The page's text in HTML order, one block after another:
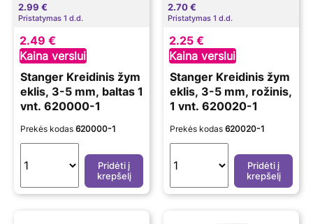
2.99 €
Pristatymas 1 d.d.
2.49 €
Kaina verslui
Stanger Kreidinis žym
eklis, 3-5 mm, baltas 1
vnt. 620000-1
Prekės kodas 620000-1
Pridėti į
krepšelį
2.70 €
Pristatymas 1 d.d.
2.25 €
Kaina verslui
Stanger Kreidinis žym
eklis, 3-5 mm, rožinis,
1 vnt. 620020-1
Prekės kodas 620020-1
Pridėti į
krepšelį